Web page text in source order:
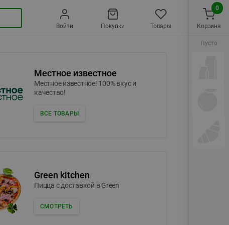
Войти Покупки Товары
Местное известное
Местное известное! 100% вкус и
качество!
ВСЕ ТОВАРЫ
Green kitchen
Пицца c доставкой в Green
СМОТРЕТЬ
Корзина
0
Пусто